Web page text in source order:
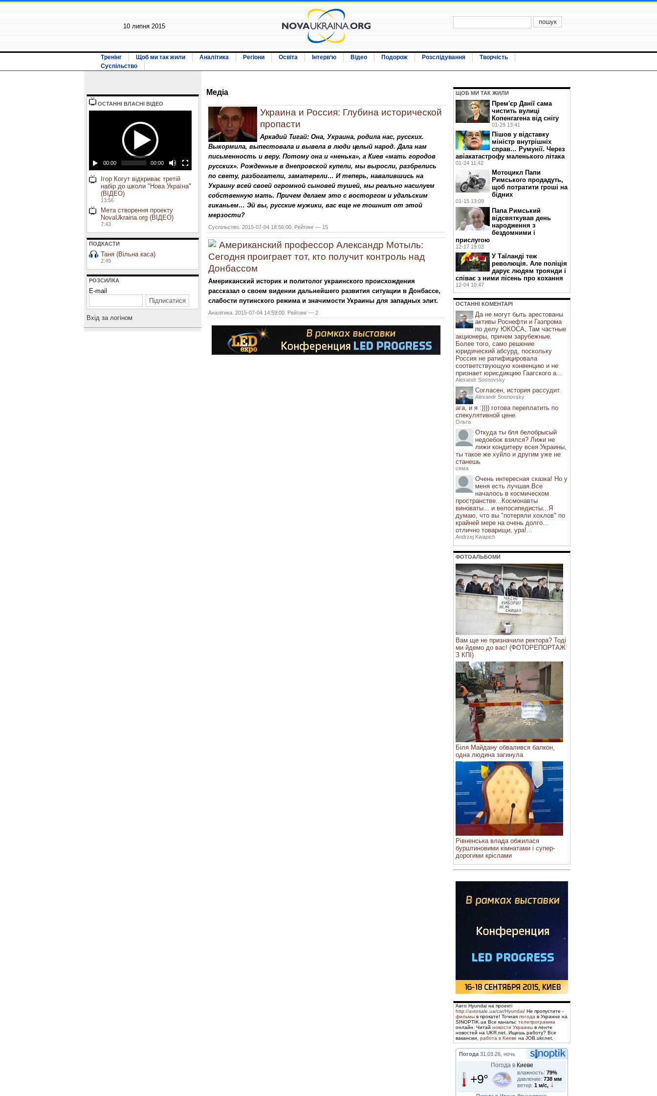
10 липня 2015
Тренінг Щоб ми так жили Аналітика Регіони Освіта Інтерв‘ю Відео Подорож Розслідування
Творчість
Суспільство
ОСТАННI ВЛАСНI ВIДЕО
00:00 00:00
Ігор Когут відкриває третій
набір до школи "Нова Україна"
(ВІДЕО)
13:56
Мета створення проекту
NovaUkraina.org (ВІДЕО)
7:43
ПОДКАСТИ
Таня (Вільна каса)
2:49
РОЗСИЛКА
E-mail
Вхiд за логiном
Медiа
Украина и Россия: Глубина исторической
пропасти
Аркадий Тигай: Она, Украина, родила нас, русских.
Выкормила, выпестовала и вывела в люди целый народ. Дала нам
письменность и веру. Потому она и «ненька», а Киев «мать городов
русских». Рожденные в днепровской купели, мы выросли, разбрелись
по свету, разбогатели, заматерели… И теперь, навалившись на
Украину всей своей огромной сыновей тушей, мы реально насилуем
собственную мать. Причем делаем это с восторгом и удальским
гиканьем… Эй вы, русские мужики, вас еще не тошнит от этой
мерзости?
Суспільство. 2015-07-04 18:56:00. Рейтинг — 15
Американский профессор Александр Мотыль:
Сегодня проиграет тот, кто получит контроль над
Донбассом
Американский историк и политолог украинского происхождения
рассказал о своем видении дальнейшего развития ситуации в Донбассе,
слабости путинского режима и значимости Украины для западных элит.
Аналітика. 2015-07-04 14:59:00. Рейтинг — 2
ЩОБ МИ ТАК ЖИЛИ
Прем'єр Данії сама
чистить вулиці
Копенгагена від снігу
01-29 13:41
Пішов у відставку
міністр внутрішніх
справ… Румунії. Через
авіакатастрофу маленького літака
01-24 11:42
Мотоцикл Папи
Римського продадуть,
щоб потратити гроші на
бідних
01-15 13:09
Папа Римський
відсвяткував день
народження з
бездомними і
прислугою
12-17 19:03
У Таїланді теж
революція. Але поліція
дарує людям троянди і
співає з ними пісень про кохання
12-04 10:47
ОСТАННI КОМЕНТАРI
Да не могут быть арестованы
активы Роснефти и Газпрома
по делу ЮКОСА, Там частные
акционеры, причем зарубежные.
Более того, само решение
юридический абсурд, поскольку
Россия не ратифицировала
соответствующую конвенцию и не
признает юрисдикцию Гаагского а...
Alexandr Sosnovsky
Согласен, история рассудит.
Alexandr Sosnovsky
ага, и я :)))) готова переплатить по
спекулятивной цене.
Ольга
Откуда ты бля белобрысый
недоебок взялся? Лижи не
лижи кондитеру всея Украины,
ты такое же хуйло и другим уже не
станешь
сема
Очень интересная сказка! Но у
меня есть лучшая.Все
началось в космическом
пространстве...Космонавты
виноваты... и велосипедисты...Я
думаю, что вы "потеряли хохлов" по
крайней мере на очень долго...
отлично товарищи, ура!...
Andrzej Kwapich
ФОТОАЛЬБОМИ
Вам ще не призначили ректора? Тоді
ми йдемо до вас! (ФОТОРЕПОРТАЖ
З КПІ)
Біля Майдану обвалився балкон,
одна людина загинула
Рівненська влада обжилася
бурштиновими кімнатами і супер-
дорогими кріслами
Авто Hyundai на проекті
http://avtosale.ua/car/Hyundai/ Не пропустите -
фильмы в прокате! Точная погода в Украине на
SINOPTIK.ua Все каналы: телепрограмма
онлайн. Читай новости Украины в ленте
новостей на UKR.net. Ищешь работу? Все
вакансии, работа в Киеве на JOB.ukr.net.
Погода 31.03.26, ночь
Погода в Киеве
+9° влажность: 79%
давление: 738 мм
ветер: 1 м/с,